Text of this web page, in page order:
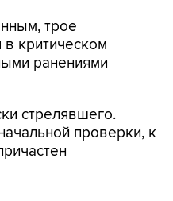
трое
в критическом
ранениями
стрелявшего.
проверки, к